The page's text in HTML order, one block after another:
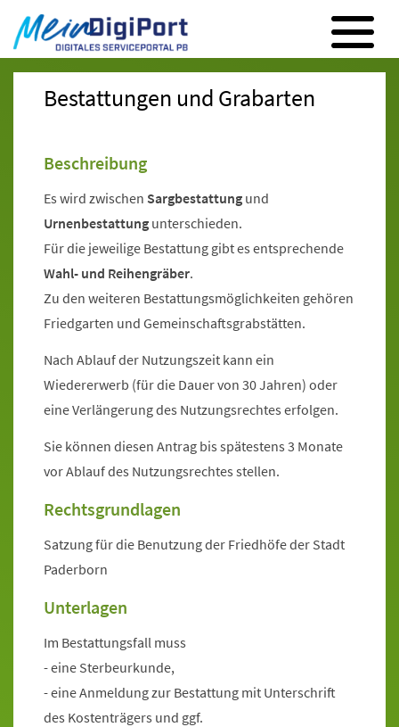
Digitales Serviceportal Paderborn
Zur Hauptnavigation
Zum Inhalt
Zum Footer
Bestattungen und Grabarten
Beschreibung
Es wird zwischen Sargbestattung und
Urnenbestattung unterschieden.
Für die jeweilige Bestattung gibt es entsprechende
Wahl- und Reihengräber.
Zu den weiteren Bestattungsmöglichkeiten gehören
Friedgarten und Gemeinschaftsgrabstätten.
Nach Ablauf der Nutzungszeit kann ein
Wiedererwerb (für die Dauer von 30 Jahren) oder
eine Verlängerung des Nutzungsrechtes erfolgen.
Sie können diesen Antrag bis spätestens 3 Monate
vor Ablauf des Nutzungsrechtes stellen.
Rechtsgrundlagen
Satzung für die Benutzung der Friedhöfe der Stadt
Paderborn
Unterlagen
Im Bestattungsfall muss
- eine Sterbeurkunde,
- eine Anmeldung zur Bestattung mit Unterschrift
des Kostenträgers und ggf.